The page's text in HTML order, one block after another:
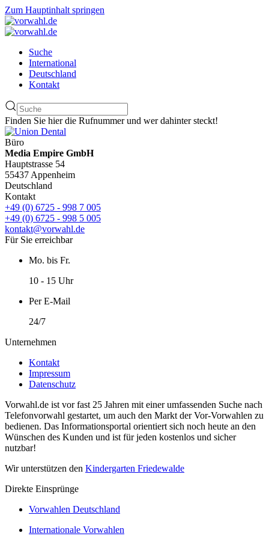
Zum Hauptinhalt springen
Suche
International
Deutschland
Kontakt
Finden Sie hier die Rufnummer und wer dahinter steckt!
Büro
Media Empire GmbH
Hauptstrasse 54
55437 Appenheim
Deutschland
Kontakt
+49 (0) 6725 - 998 7 005
+49 (0) 6725 - 998 5 005
kontakt@vorwahl.de
Für Sie erreichbar
Mo. bis Fr.
10 - 15 Uhr
Per E-Mail
24/7
Unternehmen
Kontakt
Impressum
Datenschutz
Vorwahl.de ist vor fast 25 Jahren mit einer umfassenden Suche nach
Telefonvorwahl gestartet, um auch den Markt der Vor-Vorwahlen zu
bedienen. Das Informationsportal orientiert sich noch heute an den
Wünschen des Kunden und ist für jeden kostenlos und sicher
nutzbar!
Wir unterstützen den Kindergarten Friedewalde
Direkte Einsprünge
Vorwahlen Deutschland
Internationale Vorwahlen